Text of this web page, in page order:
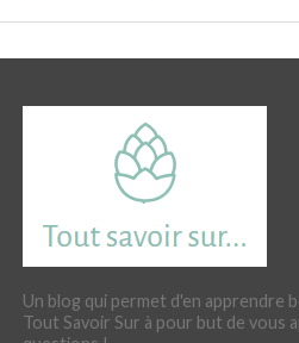
Un blog qui permet d'en apprendre
Tout Savoir Sur à pour but de vous